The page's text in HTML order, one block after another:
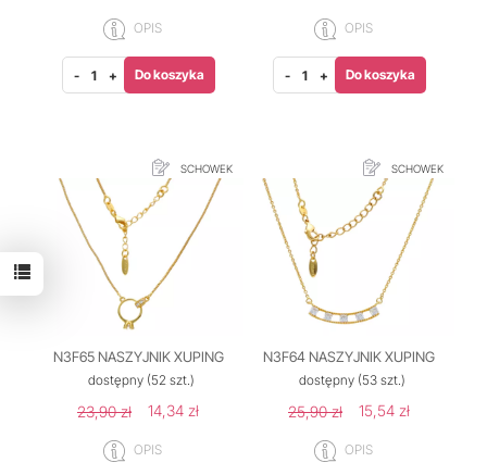
OPIS
- + Do koszyka
OPIS
- + Do koszyka
SCHOWEK
N3F65 NASZYJNIK XUPING
dostępny(52 szt.)
23,90 zł 14,34 zł
OPIS
SCHOWEK
N3F64 NASZYJNIK XUPING
dostępny(53 szt.)
25,90 zł 15,54 zł
OPIS